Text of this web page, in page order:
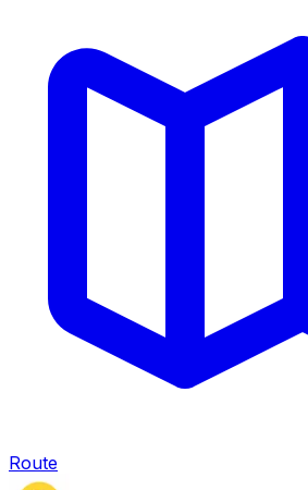
Route